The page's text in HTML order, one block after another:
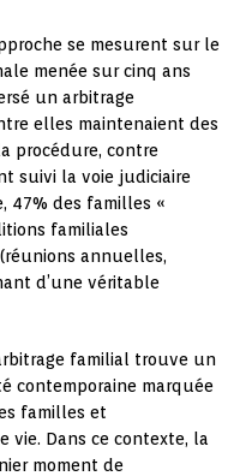
se mesurent sur le
menée sur cinq ans
un arbitrage
elles maintenaient des
procédure, contre
suivi la voie judiciaire
47% des familles «
familiales
annuelles,
d’une véritable
familial trouve un
contemporaine marquée
familles et
vie. Dans ce contexte, la
moment de